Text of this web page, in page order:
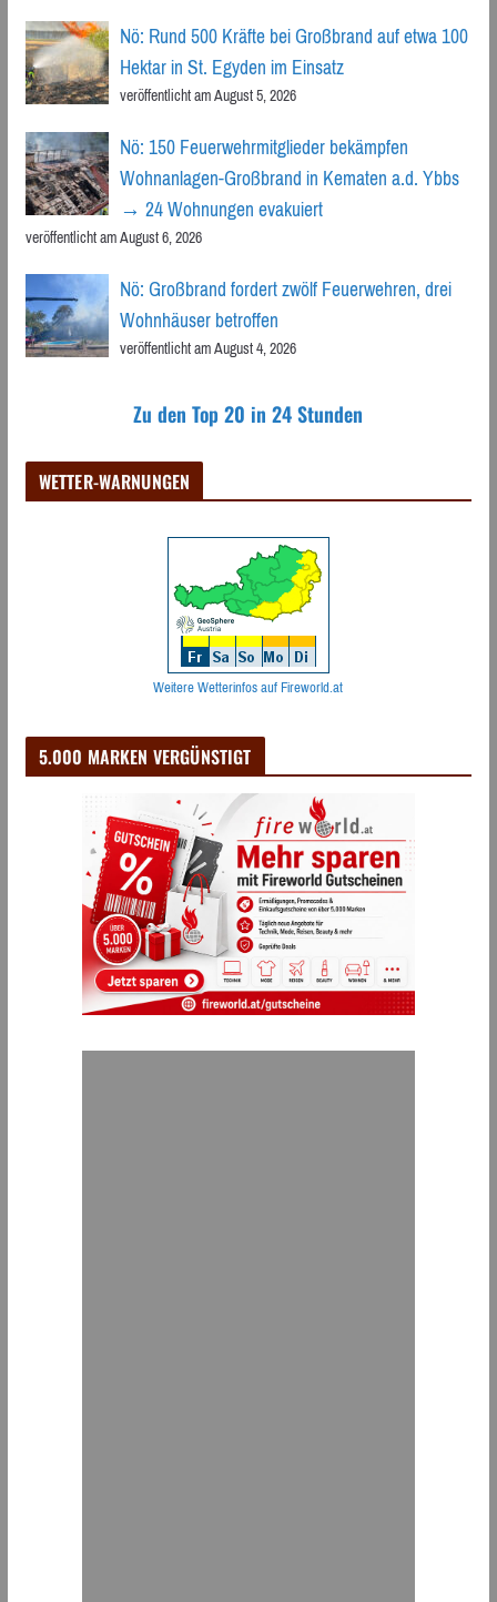
Nö: Rund 500 Kräfte bei Großbrand auf etwa 100
Hektar in St. Egyden im Einsatz
veröffentlicht am August 5, 2026
Nö: 150 Feuerwehrmitglieder bekämpfen
Wohnanlagen-Großbrand in Kematen a.d. Ybbs
→ 24 Wohnungen evakuiert
veröffentlicht am August 6, 2026
Nö: Großbrand fordert zwölf Feuerwehren, drei
Wohnhäuser betroffen
veröffentlicht am August 4, 2026
Zu den Top 20 in 24 Stunden
WETTER-WARNUNGEN
Weitere Wetterinfos auf Fireworld.at
5.000 MARKEN VERGÜNSTIGT